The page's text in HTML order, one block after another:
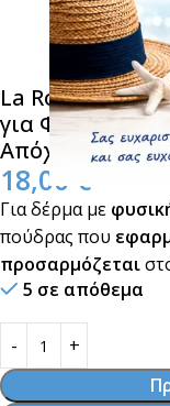
La Roche
για Φυσικό &
Απόχρωση
18,00 €
Για δέρμα με
πούδρας που
προσαρμόζεται
5 σε απόθεμα